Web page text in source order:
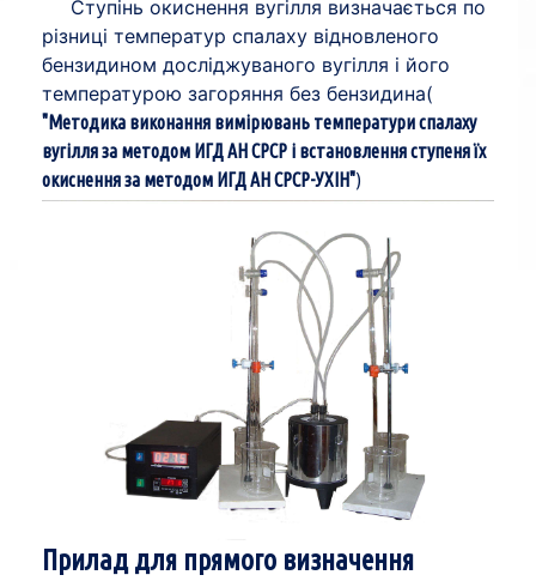
Ступінь окиснення вугілля визначається по
різниці температур спалаху відновленого
бензидином досліджуваного вугілля і його
температурою загоряння без бензидина(
"Методика виконання вимірювань температури спалаху
вугілля за методом ИГД АН СРСР і встановлення ступеня їх
окиснення за методом ИГД АН СРСР-УХІН")
Прилад для прямого визначення